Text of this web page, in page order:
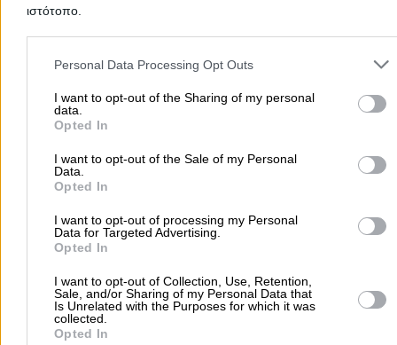
ιστότοπο.
Please note that this website/app uses one or more Google
and may gather and store information including but not limited to
to Google and its third-party tags to use your data for below
purposes in below Google consent section.
Personal Data Processing Opt Outs
I want to opt-out of the Sharing of my personal
data.
Opted In
I want to opt-out of the Sale of my Personal
Data.
Opted In
I want to opt-out of processing my Personal
Data for Targeted Advertising.
Opted In
I want to opt-out of Collection, Use, Retention,
Sale, and/or Sharing of my Personal Data that
Is Unrelated with the Purposes for which it was
collected.
Opted In
> Νομός ΚΕΦΑΛΛΗΝΙΑΣ
ΒΙΟΤΕΧΝΙΚΕΣ ΕΠΙΧΕΙΡΗΣΕΙΣ ΑΞΕΤΕ
Δημοφιλείς Αναζητήσεις
Μετακομίσεις & Μεταφορές Κλειδιά & Κλειδαριές
Ψυχολόγοι
Παιδικοί Σταθμοί